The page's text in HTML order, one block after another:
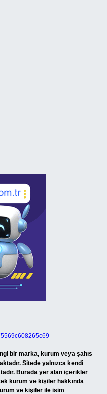
bir marka, kurum veya şahıs
Sitede yalnızca kendi
Burada yer alan içerikler
kurum ve kişiler hakkında
ve kişiler ile isim